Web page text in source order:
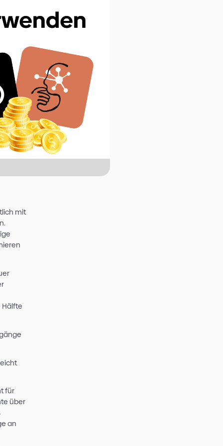
von KI gerade ganz deutlich mit
um Ausgaben zu deckeln.
der richtige
oder Outputs optimieren
schon lange kein neuer
In der 2025 Developer
zu nutzen - über die Hälfte